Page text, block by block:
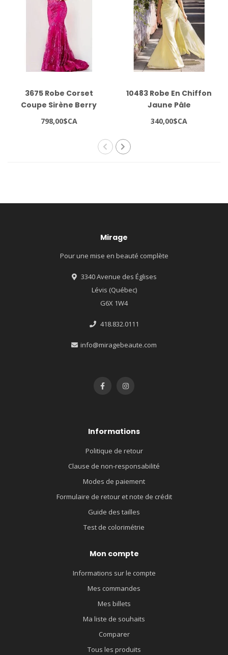
3675 Robe Corset
Coupe Sirène Berry
798,00$CA
10483 Robe En Chiffon
Jaune Pâle
340,00$CA
Mirage
Pour une mise en beauté complète
3340 Avenue des Églises
Lévis (Québec)
G6X 1W4
418.832.0111
info@miragebeaute.com
Informations
Politique de retour
Clause de non-responsabilité
Modes de paiement
Formulaire de retour et note de crédit
Guide des tailles
Test de colorimétrie
Mon compte
Informations sur le compte
Mes commandes
Mes billets
Ma liste de souhaits
Comparer
Tous les produits